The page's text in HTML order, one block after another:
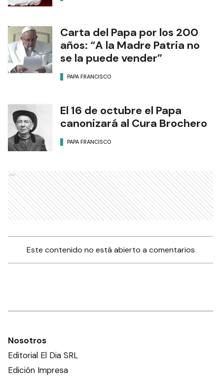
Carta del Papa por los 200
años: “A la Madre Patria no
se la puede vender”
PAPA FRANCISCO
El 16 de octubre el Papa
canonizará al Cura Brochero
PAPA FRANCISCO
Ads
Este contenido no está abierto a comentarios
Nosotros
Editorial El Dia SRL
Edición Impresa